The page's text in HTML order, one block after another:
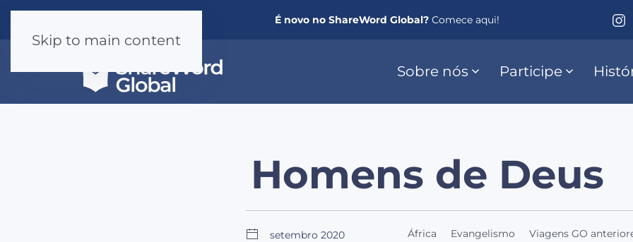
Skip to main content
É novo no ShareWord Global? Comece aqui!
Sobre nós Participe
Homens de Deus
setembro 2020 África Evangelismo Viagens GO